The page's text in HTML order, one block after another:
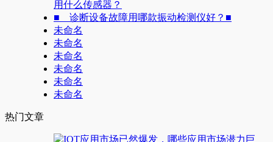
用什么传感器？
■ 诊断设备故障用哪款振动检测仪好？■
未命名
未命名
未命名
未命名
未命名
未命名
热门文章